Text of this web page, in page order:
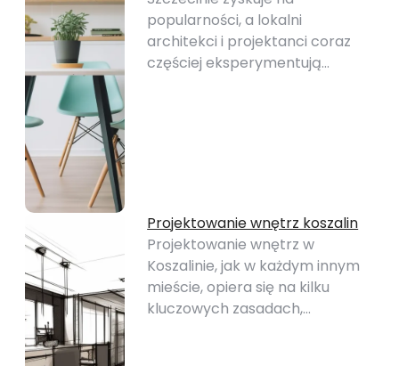
popularności, a lokalni
architekci i projektanci coraz
częściej eksperymentują…
Projektowanie wnętrz koszalin
Projektowanie wnętrz w
Koszalinie, jak w każdym innym
mieście, opiera się na kilku
kluczowych zasadach,…